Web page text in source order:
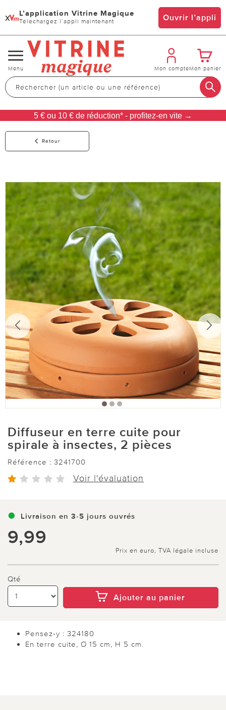
x L’application Vitrine Magique
Téléchargez l’appli maintenant Ouvrir l’appli
Changer
de
navigation
Menu Mon compteMon panier
5 € ou 10 € de réduction* - profitez-en vite →
Retour
Diffuseur en terre cuite pour
spirale à insectes, 2 pièces
Référence : 3241700
Voir l'évaluation
Livraison en 3-5 jours ouvrés
9,99
Prix en euro, TVA légale incluse
Qté
Ajouter au panier
Pensez-y : 324180
En terre cuite, Ø 15 cm, H 5 cm.